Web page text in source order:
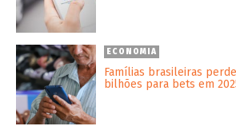
ECONOMIA
Famílias brasileiras
bilhões para bets em